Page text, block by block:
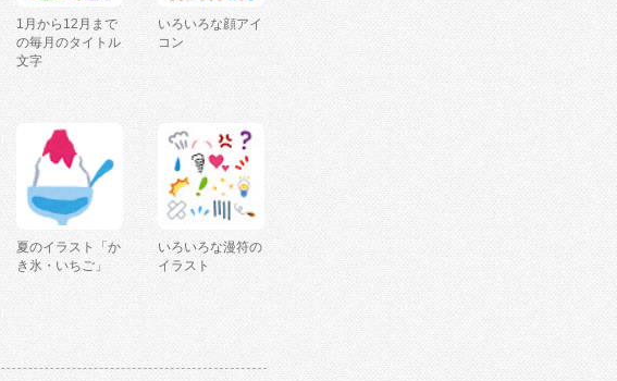
1月から12月まで
の毎月のタイトル
文字
いろいろな顔アイ
コン
夏のイラスト「か
き氷・いちご」
いろいろな漫符の
イラスト